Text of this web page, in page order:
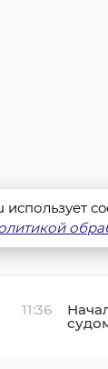
11:36
использует